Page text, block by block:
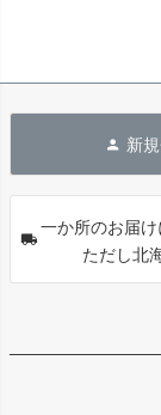
新
一か所のお届
ただし北